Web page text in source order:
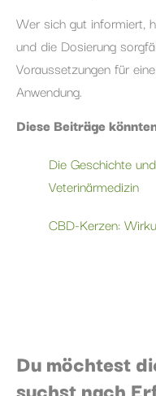
Wer sich gut informiert,
und die Dosierung
Voraussetzungen für
Anwendung.
Diese Beiträge
Die Geschichte
Veterinärmedizin
CBD-Kerzen:
Du möchtest
suchst nach